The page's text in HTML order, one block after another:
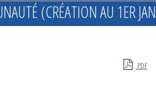
(CRÉATION AU 1ER
PDF